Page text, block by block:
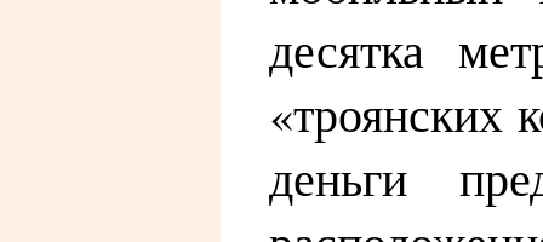
десятка
«троянских
деньги